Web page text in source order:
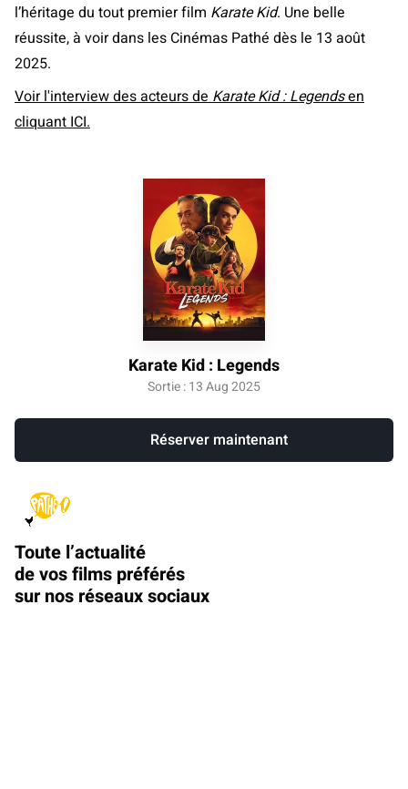
l’héritage du tout premier film Karate Kid. Une belle
réussite, à voir dans les Cinémas Pathé dès le 13 août
2025.
Voir l'interview des acteurs de Karate Kid : Legendsen
cliquant ICI.
Karate Kid : Legends
Sortie : 13 Aug 2025
Réserver maintenant
Toute l’actualité
de vos films préférés
sur nos réseaux sociaux